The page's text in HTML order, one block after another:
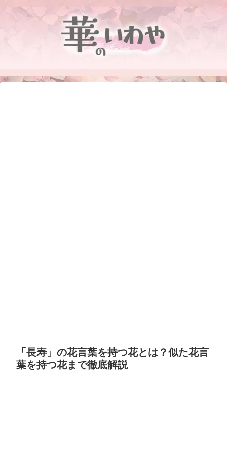
「長寿」の花言葉を持つ花とは？似た花言
葉を持つ花まで徹底解説